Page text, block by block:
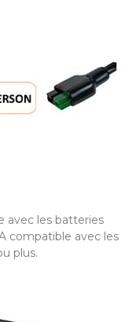
avec les batteries
compatible avec les
plus.